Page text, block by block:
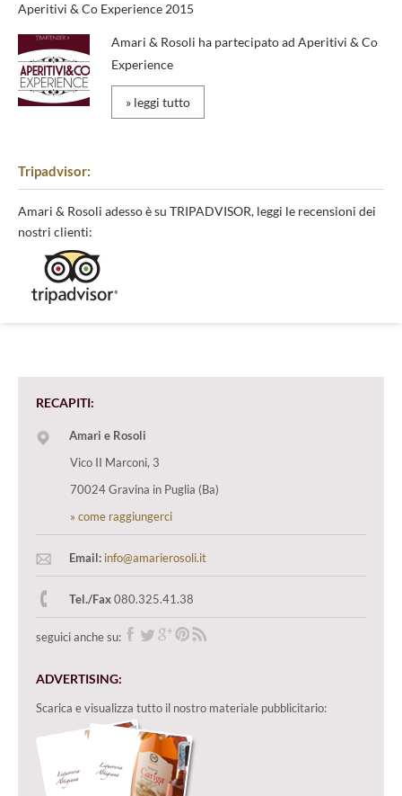
Aperitivi & Co Experience 2015
Amari & Rosoli ha partecipato ad Aperitivi & Co
Experience
» leggi tutto
Tripadvisor:
Amari & Rosoli adesso è su TRIPADVISOR, leggi le recensioni dei
nostri clienti:
RECAPITI:
Amari e Rosoli
Vico II Marconi, 3
70024 Gravina in Puglia (Ba)
» come raggiungerci
Email: info@amarierosoli.it
Tel./Fax080.325.41.38
seguici anche su:
ADVERTISING:
Scarica e visualizza tutto il nostro materiale pubblicitario: